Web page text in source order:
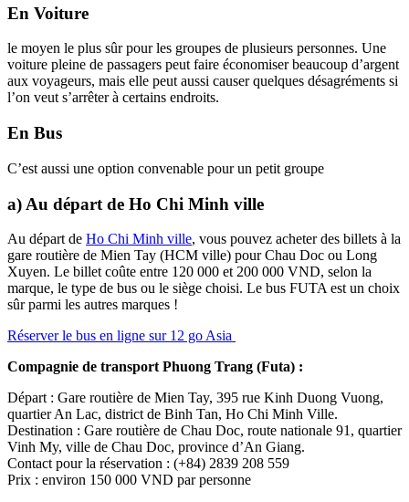
En Voiture
le moyen le plus sûr pour les groupes de plusieurs personnes. Une
voiture pleine de passagers peut faire économiser beaucoup d’argent
aux voyageurs, mais elle peut aussi causer quelques désagréments si
l’on veut s’arrêter à certains endroits.
En Bus
C’est aussi une option convenable pour un petit groupe
a) Au départ de Ho Chi Minh ville
Au départ de Ho Chi Minh ville, vous pouvez acheter des billets à la
gare routière de Mien Tay (HCM ville) pour Chau Doc ou Long
Xuyen. Le billet coûte entre 120 000 et 200 000 VND, selon la
marque, le type de bus ou le siège choisi. Le bus FUTA est un choix
sûr parmi les autres marques !
Réserver le bus en ligne sur 12 go Asia
Compagnie de transport Phuong Trang (Futa) :
Départ : Gare routière de Mien Tay, 395 rue Kinh Duong Vuong,
quartier An Lac, district de Binh Tan, Ho Chi Minh Ville.
Destination : Gare routière de Chau Doc, route nationale 91, quartier
Vinh My, ville de Chau Doc, province d’An Giang.
Contact pour la réservation : (+84) 2839 208 559
Prix : environ 150 000 VND par personne